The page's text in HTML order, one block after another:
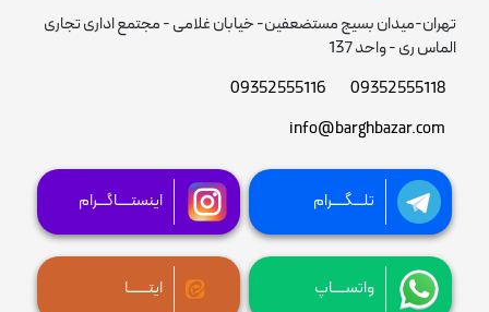
تهران-میدان بسیج مستضعفین- خیابان غلامی - مجتمع اداری تجاری
الماس ری - واحد 137
09352555118
09352555116
info@barghbazar.com
تلـــگــــرام اینستــــاگـــرام
واتســــاپ ایتــــــا